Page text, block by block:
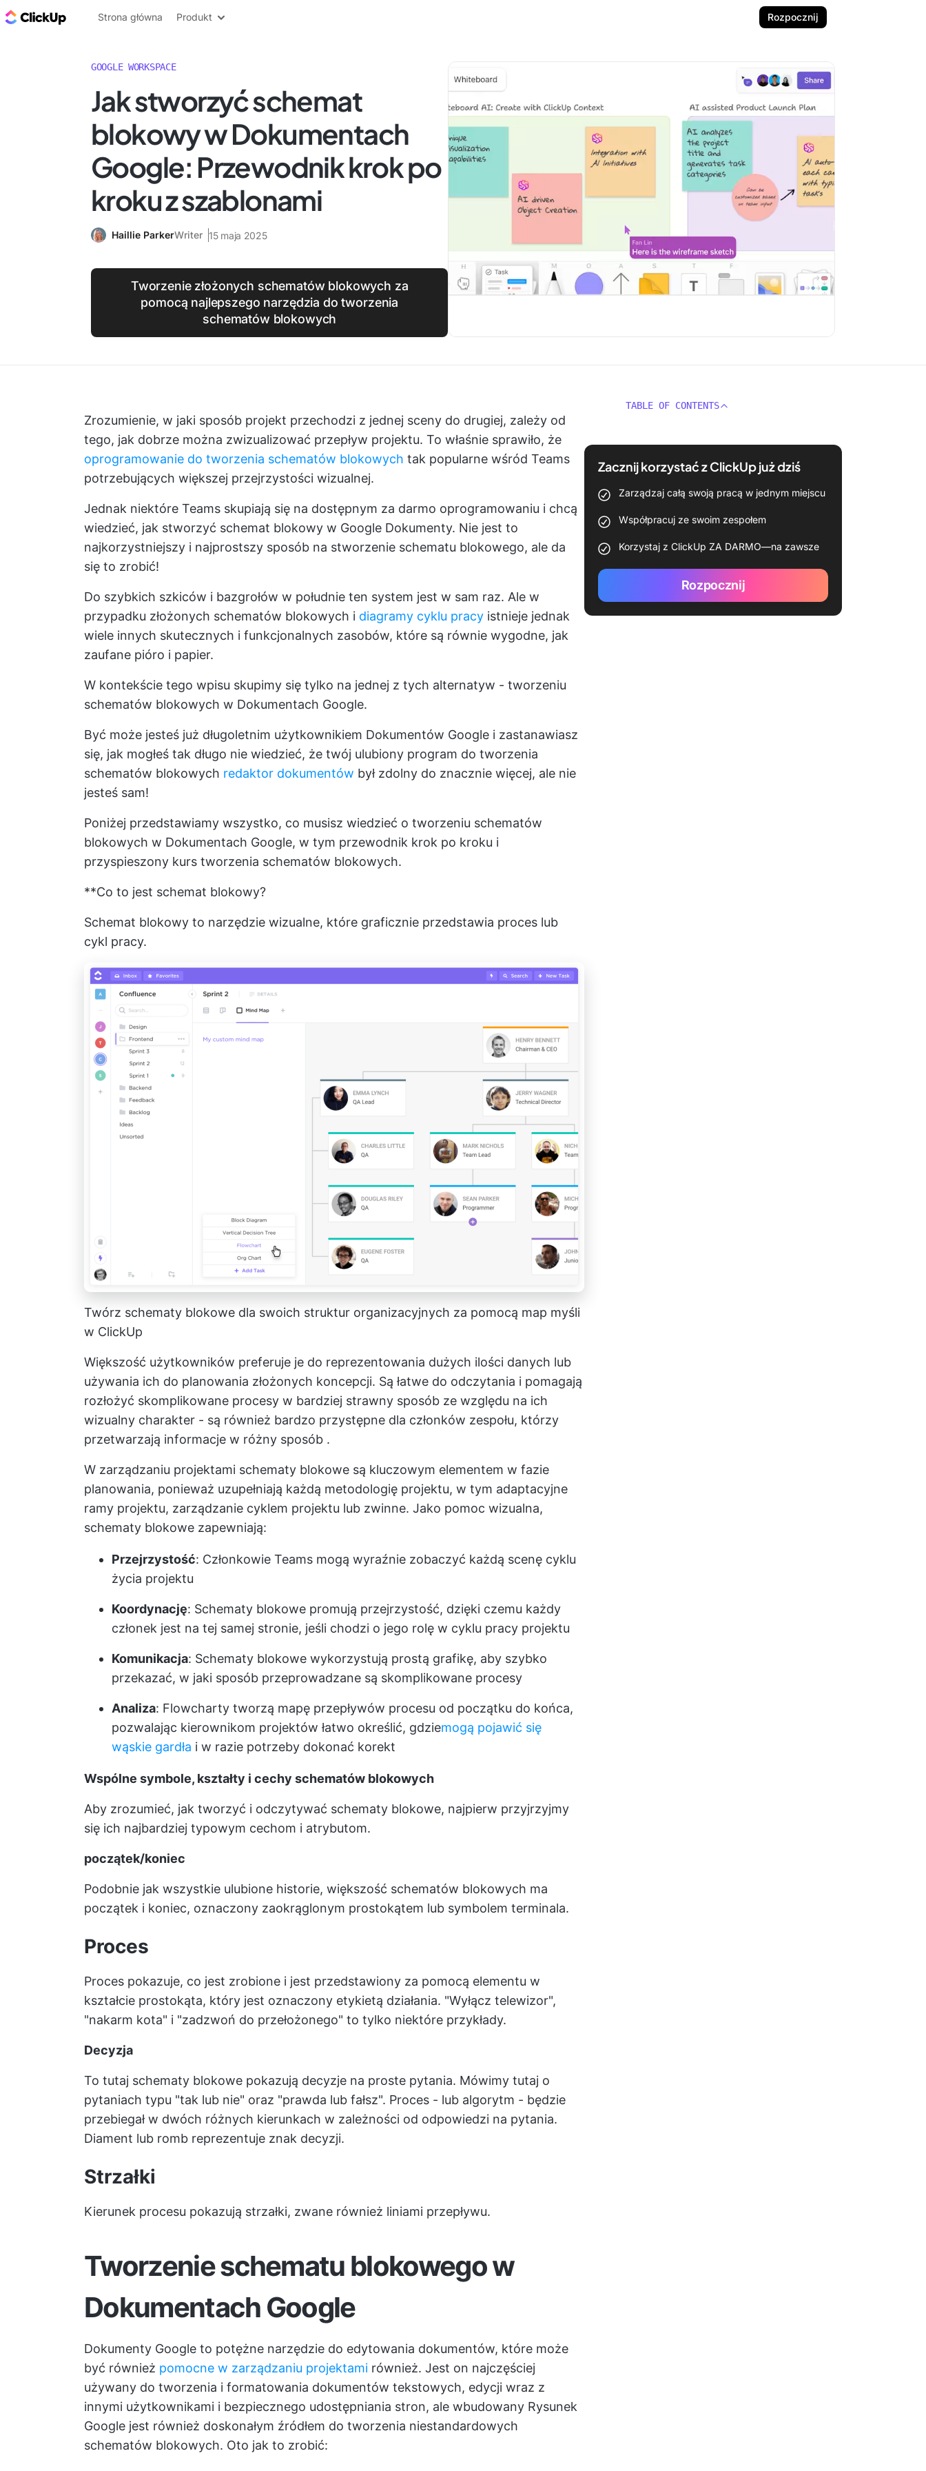
ClickUp Blog
Strona główna Produkt Rozpocznij
GOOGLE WORKSPACE
Jak stworzyć schemat
blokowy w Dokumentach
Google: Przewodnik krok po
kroku z szablonami
Haillie ParkerWriter 15 maja 2025
Tworzenie złożonych schematów blokowych za
pomocą najlepszego narzędzia do tworzenia
schematów blokowych
Zrozumienie, w jaki sposób projekt przechodzi z jednej sceny do drugiej, zależy od
tego, jak dobrze można zwizualizować przepływ projektu. To właśnie sprawiło, że
oprogramowanie do tworzenia schematów blokowych tak popularne wśród Teams
potrzebujących większej przejrzystości wizualnej.
Jednak niektóre Teams skupiają się na dostępnym za darmo oprogramowaniu i chcą
wiedzieć, jak stworzyć schemat blokowy w Google Dokumenty. Nie jest to
najkorzystniejszy i najprostszy sposób na stworzenie schematu blokowego, ale da
się to zrobić!
Do szybkich szkiców i bazgrołów w południe ten system jest w sam raz. Ale w
przypadku złożonych schematów blokowych i diagramy cyklu pracy istnieje jednak
wiele innych skutecznych i funkcjonalnych zasobów, które są równie wygodne, jak
zaufane pióro i papier.
W kontekście tego wpisu skupimy się tylko na jednej z tych alternatyw - tworzeniu
schematów blokowych w Dokumentach Google.
Być może jesteś już długoletnim użytkownikiem Dokumentów Google i zastanawiasz
się, jak mogłeś tak długo nie wiedzieć, że twój ulubiony program do tworzenia
schematów blokowych redaktor dokumentów był zdolny do znacznie więcej, ale nie
jesteś sam!
Poniżej przedstawiamy wszystko, co musisz wiedzieć o tworzeniu schematów
blokowych w Dokumentach Google, w tym przewodnik krok po kroku i
przyspieszony kurs tworzenia schematów blokowych.
**Co to jest schemat blokowy?
Schemat blokowy to narzędzie wizualne, które graficznie przedstawia proces lub
cykl pracy.
Twórz schematy blokowe dla swoich struktur organizacyjnych za pomocą map myśli
w ClickUp
Większość użytkowników preferuje je do reprezentowania dużych ilości danych lub
używania ich do planowania złożonych koncepcji. Są łatwe do odczytania i pomagają
rozłożyć skomplikowane procesy w bardziej strawny sposób ze względu na ich
wizualny charakter - są również bardzo przystępne dla członków zespołu, którzy
przetwarzają informacje w różny sposób .
W zarządzaniu projektami schematy blokowe są kluczowym elementem w fazie
planowania, ponieważ uzupełniają każdą metodologię projektu, w tym adaptacyjne
ramy projektu, zarządzanie cyklem projektu lub zwinne. Jako pomoc wizualna,
schematy blokowe zapewniają:
Przejrzystość: Członkowie Teams mogą wyraźnie zobaczyć każdą scenę cyklu
życia projektu
Koordynację: Schematy blokowe promują przejrzystość, dzięki czemu każdy
członek jest na tej samej stronie, jeśli chodzi o jego rolę w cyklu pracy projektu
Komunikacja: Schematy blokowe wykorzystują prostą grafikę, aby szybko
przekazać, w jaki sposób przeprowadzane są skomplikowane procesy
Analiza: Flowcharty tworzą mapę przepływów procesu od początku do końca,
pozwalając kierownikom projektów łatwo określić, gdziemogą pojawić się
wąskie gardła i w razie potrzeby dokonać korekt
Wspólne symbole, kształty i cechy schematów blokowych
Aby zrozumieć, jak tworzyć i odczytywać schematy blokowe, najpierw przyjrzyjmy
się ich najbardziej typowym cechom i atrybutom.
początek/koniec
Podobnie jak wszystkie ulubione historie, większość schematów blokowych ma
początek i koniec, oznaczony zaokrąglonym prostokątem lub symbolem terminala.
Proces
Proces pokazuje, co jest zrobione i jest przedstawiony za pomocą elementu w
kształcie prostokąta, który jest oznaczony etykietą działania. "Wyłącz telewizor",
"nakarm kota" i "zadzwoń do przełożonego" to tylko niektóre przykłady.
Decyzja
To tutaj schematy blokowe pokazują decyzje na proste pytania. Mówimy tutaj o
pytaniach typu "tak lub nie" oraz "prawda lub fałsz". Proces - lub algorytm - będzie
przebiegał w dwóch różnych kierunkach w zależności od odpowiedzi na pytania.
Diament lub romb reprezentuje znak decyzji.
Strzałki
Kierunek procesu pokazują strzałki, zwane również liniami przepływu.
Tworzenie schematu blokowego w
Dokumentach Google
Dokumenty Google to potężne narzędzie do edytowania dokumentów, które może
być również pomocne w zarządzaniu projektami również. Jest on najczęściej
używany do tworzenia i formatowania dokumentów tekstowych, edycji wraz z
innymi użytkownikami i bezpiecznego udostępniania stron, ale wbudowany Rysunek
Google jest również doskonałym źródłem do tworzenia niestandardowych
schematów blokowych. Oto jak to zrobić:
TABLE OF CONTENTS
Zacznij korzystać z ClickUp już dziś
Zarządzaj całą swoją pracą w jednym miejscu
Współpracuj ze swoim zespołem
Korzystaj z ClickUp ZA DARMO—na zawsze
Rozpocznij